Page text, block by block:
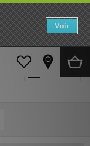
Voir
et Débardeurs